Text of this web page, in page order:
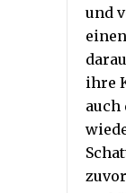
und
ihre
auch